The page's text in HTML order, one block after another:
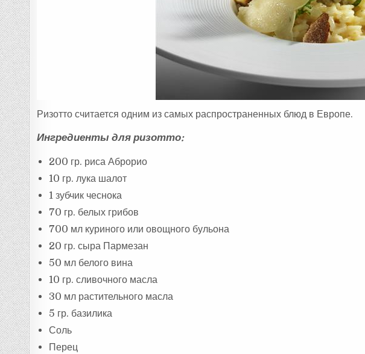
Ризотто считается одним из самых распространенных блюд в Европе.
Ингредиенты для ризотто:
200 гр. риса Аброрио
10 гр. лука шалот
1 зубчик чеснока
70 гр. белых грибов
700 мл куриного или овощного бульона
20 гр. сыра Пармезан
50 мл белого вина
10 гр. сливочного масла
30 мл растительного масла
5 гр. базилика
Соль
Перец